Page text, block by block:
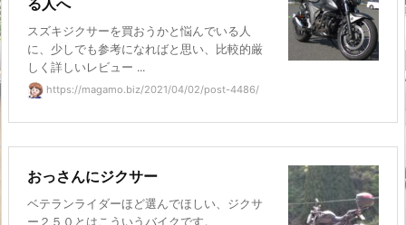
る人へ
スズキジクサーを買おうかと悩んでいる人
に、少しでも参考になればと思い、比較的厳
しく詳しいレビュー ...
https://magamo.biz/2021/04/02/post-4486/
おっさんにジクサー
ベテランライダーほど選んでほしい、ジクサ
ー２５０とはこういうバイクです。